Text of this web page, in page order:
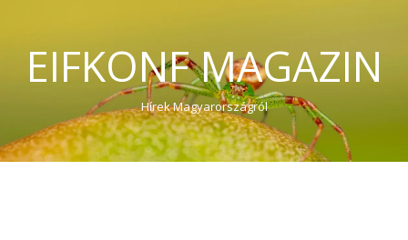
EIFKONF MAGAZIN
Hírek Magyarországról